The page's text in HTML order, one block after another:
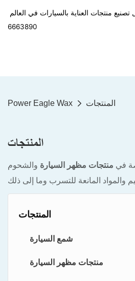
6663890
Power Eagle Wax المنتجات
المنتجات
في منتجات مظهر السيارة والشحوم
المنتجات
شمع السيارة
منتجات مظهر السيارة